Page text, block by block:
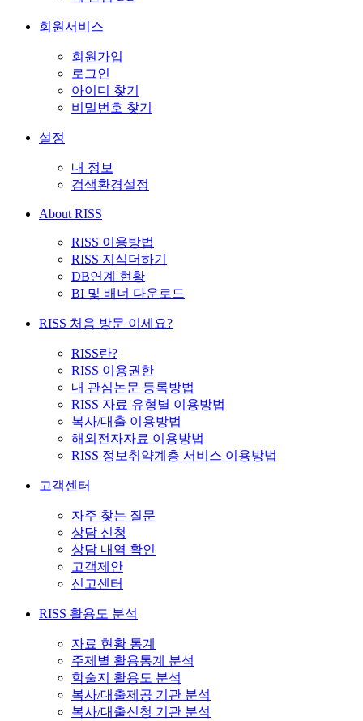
회원서비스
회원가입
로그인
아이디 찾기
비밀번호 찾기
설정
내 정보
검색환경설정
About RISS
RISS 이용방법
RISS 지식더하기
DB연계 현황
BI 및 배너 다운로드
RISS 처음 방문 이세요?
RISS란?
RISS 이용권한
내 관심논문 등록방법
RISS 자료 유형별 이용방법
복사/대출 이용방법
해외전자자료 이용방법
RISS 정보취약계층 서비스 이용방법
고객센터
자주 찾는 질문
상담 신청
상담 내역 확인
고객제안
신고센터
RISS 활용도 분석
자료 현황 통계
주제별 활용통계 분석
학술지 활용도 분석
복사/대출제공 기관 분석
복사/대출신청 기관 분석